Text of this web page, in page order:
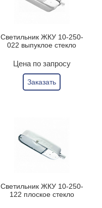
Светильник ЖКУ 10-250-
022 выпуклое стекло
Цена по запросу
Заказать
Светильник ЖКУ 10-250-
122 плоское стекло